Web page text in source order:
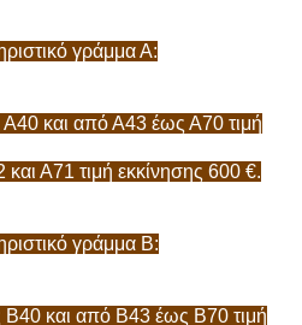
γράμμα Α:
Α40 και από Α43 έως Α70 τιμή
Α71 τιμή εκκίνησης 600 €.
γράμμα Β:
Β40 και από Β43 έως Β70 τιμή